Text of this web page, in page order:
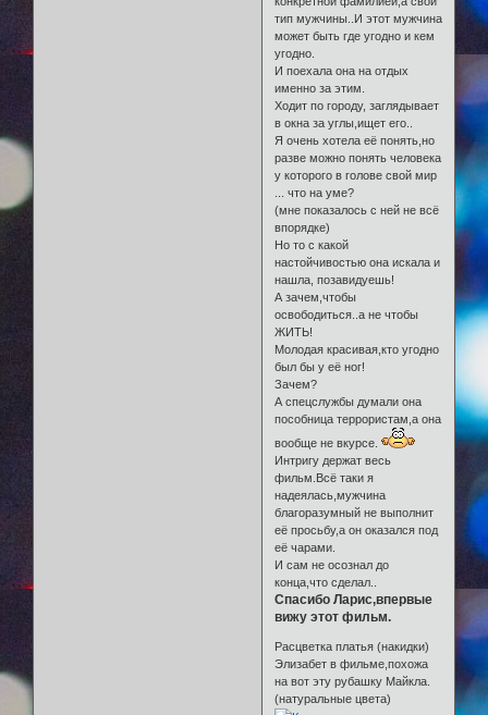
тип мужчины..И этот мужчина
может быть где угодно и кем
угодно.
И поехала она на отдых
именно за этим.
Ходит по городу, заглядывает
в окна за углы,ищет его..
Я очень хотела её понять,но
разве можно понять человека
у которого в голове свой мир
... что на уме?
(мне показалось с ней не всё
впорядке)
Но то с какой
настойчивостью она искала и
нашла, позавидуешь!
А зачем,чтобы
освободиться..а не чтобы
ЖИТЬ!
Молодая красивая,кто угодно
был бы у её ног!
Зачем?
А спецслужбы думали она
пособница террористам,а она
вообще не вкурсе.
Интригу держат весь
фильм.Всё таки я
надеялась,мужчина
благоразумный не выполнит
её просьбу,а он оказался под
её чарами.
И сам не осознал до
конца,что сделал..
Спасибо Ларис,впервые
вижу этот фильм.
Расцветка платья (накидки)
Элизабет в фильме,похожа
на вот эту рубашку Майкла.
(натуральные цвета)